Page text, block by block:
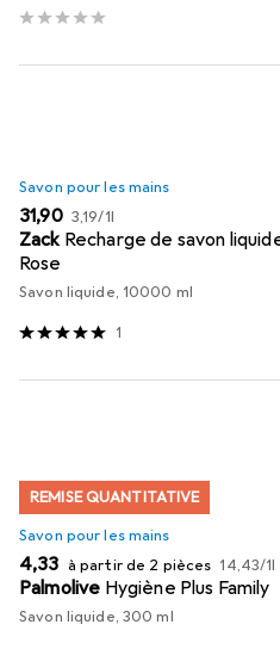
Savon pour les mains
EUR
31,90 EUR
3,19/1l
Zack Recharge de savon
Rose
Savon liquide, 10000 ml
1
REMISE QUANTITATIVE
Savon pour les mains
EUR
4,33 à partir de 2 pièces EUR
14,43/1l
Palmolive Hygiène Plus Family
Savon liquide, 300 ml